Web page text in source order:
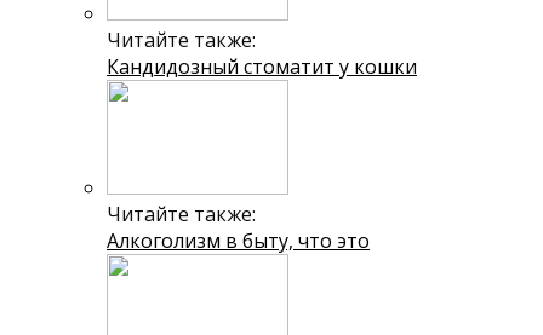
Читайте также:
Кандидозный стоматит у кошки
Читайте также:
Алкоголизм в быту, что это